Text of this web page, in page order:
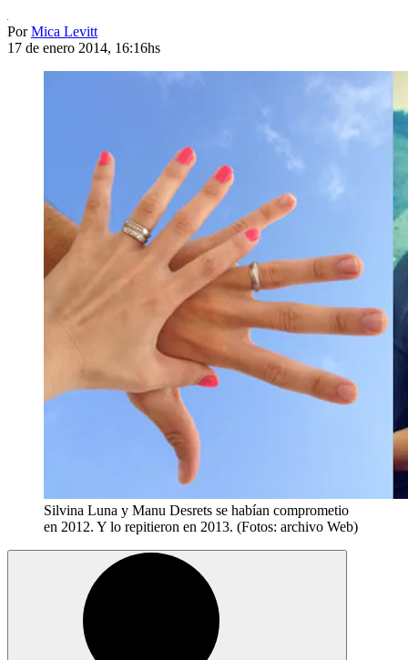
PorMica Levitt
17 de enero 2014, 16:16hs
Silvina Luna y Manu Desrets se habían comprometio
en 2012. Y lo repitieron en 2013. (Fotos: archivo Web)